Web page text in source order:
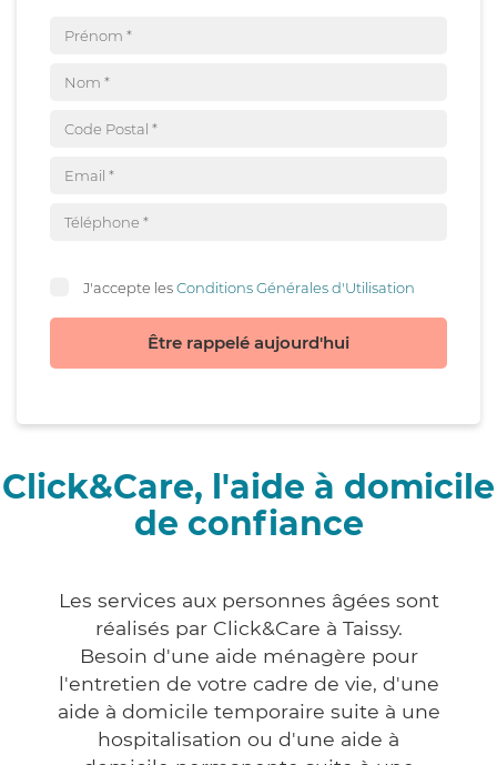
J'accepte lesConditions Générales d'Utilisation
Être rappelé aujourd'hui
Click&Care, l'aide à domicile
de confiance
Les services aux personnes âgées sont
réalisés par Click&Care à Taissy.
Besoin d'une aide ménagère pour
l'entretien de votre cadre de vie, d'une
aide à domicile temporaire suite à une
hospitalisation ou d'une aide à